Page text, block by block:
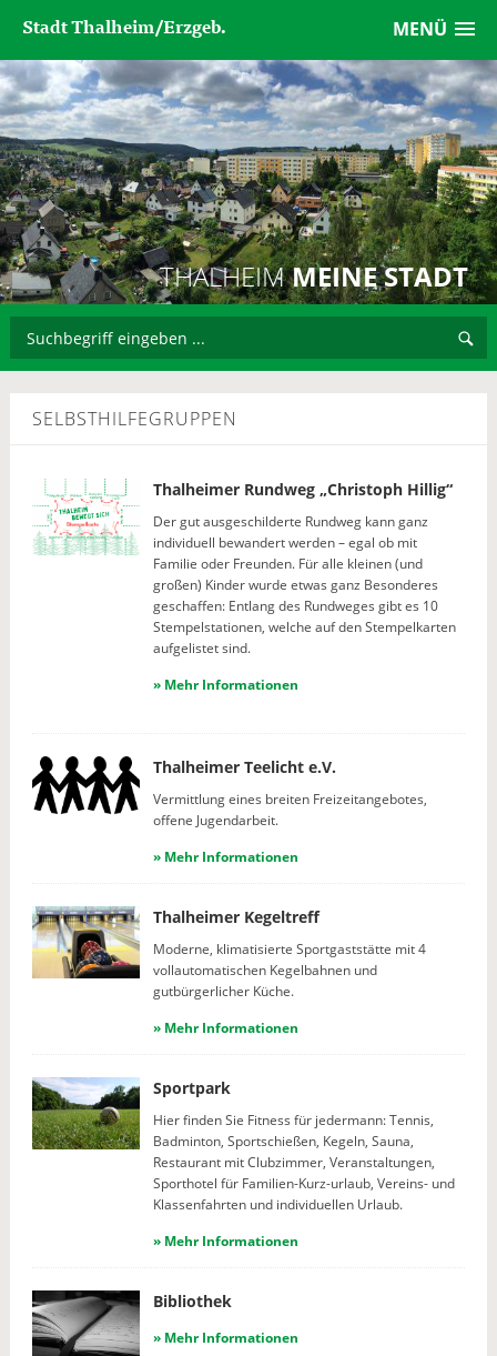
MENÜ
Stadt Thalheim/Erzgeb.
THALHEIMMEINE STADT
SELBSTHILFEGRUPPEN
Thalheimer Rundweg „Christoph Hillig“
Der gut ausgeschilderte Rundweg kann ganz
individuell bewandert werden – egal ob mit
Familie oder Freunden. Für alle kleinen (und
großen) Kinder wurde etwas ganz Besonderes
geschaffen: Entlang des Rundweges gibt es 10
Stempelstationen, welche auf den Stempelkarten
aufgelistet sind.
» Mehr Informationen
Thalheimer Teelicht e.V.
Vermittlung eines breiten Freizeitangebotes,
offene Jugendarbeit.
» Mehr Informationen
Thalheimer Kegeltreff
Moderne, klimatisierte Sportgaststätte mit 4
vollautomatischen Kegelbahnen und
gutbürgerlicher Küche.
» Mehr Informationen
Sportpark
Hier finden Sie Fitness für jedermann: Tennis,
Badminton, Sportschießen, Kegeln, Sauna,
Restaurant mit Clubzimmer, Veranstaltungen,
Sporthotel für Familien-Kurz-urlaub, Vereins- und
Klassenfahrten und individuellen Urlaub.
» Mehr Informationen
Bibliothek
» Mehr Informationen